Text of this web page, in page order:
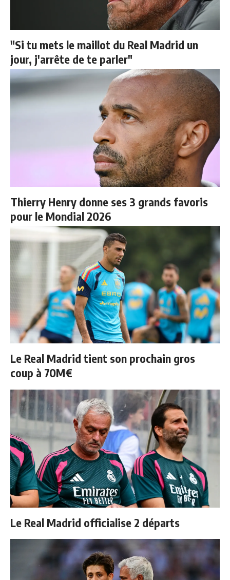
"Si tu mets le maillot du Real Madrid un
jour, j'arrête de te parler"
Thierry Henry donne ses 3 grands favoris
pour le Mondial 2026
Le Real Madrid tient son prochain gros
coup à 70M€
Le Real Madrid officialise 2 départs